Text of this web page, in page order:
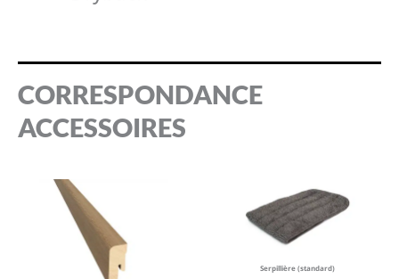
CORRESPONDANCE
ACCESSOIRES
Serpillière (standard)